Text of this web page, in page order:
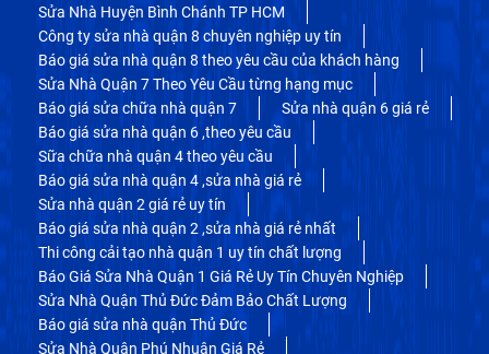
Sửa Nhà Huyện Bình Chánh TP HCM
Công ty sửa nhà quận 8 chuyên nghiệp uy tín
Báo giá sửa nhà quận 8 theo yêu cầu của khách hàng
Sửa Nhà Quận 7 Theo Yêu Cầu từng hạng mục
Báo giá sửa chữa nhà quận 7
Sửa nhà quận 6 giá rẻ
Báo giá sửa nhà quận 6 ,theo yêu cầu
Sữa chữa nhà quận 4 theo yêu cầu
Báo giá sửa nhà quận 4 ,sửa nhà giá rẻ
Sửa nhà quận 2 giá rẻ uy tín
Báo giá sửa nhà quận 2 ,sửa nhà giá rẻ nhất
Thi công cải tạo nhà quận 1 uy tín chất lượng
Báo Giá Sửa Nhà Quận 1 Giá Rẻ Uy Tín Chuyên Nghiệp
Sửa Nhà Quận Thủ Đức Đảm Bảo Chất Lượng
Báo giá sửa nhà quận Thủ Đức
Sửa Nhà Quận Phú Nhuận Giá Rẻ